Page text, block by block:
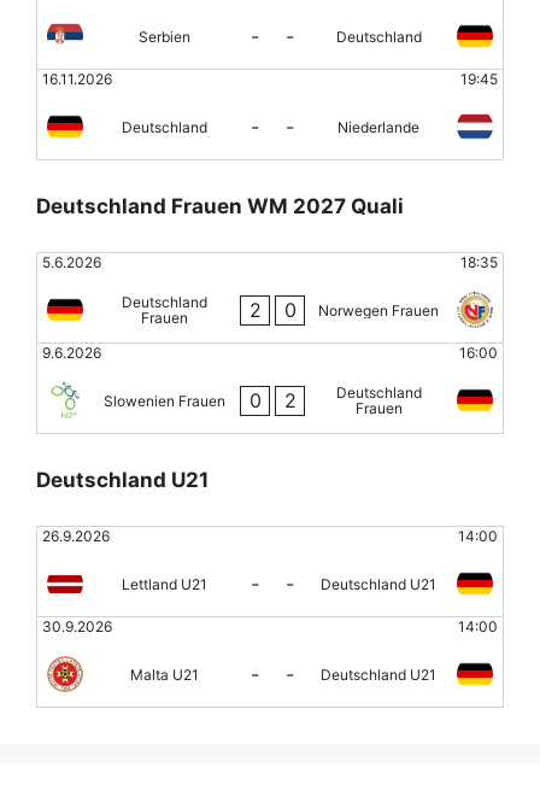
Serbien - - Deutschland
16.11.2026 19:45
Deutschland - - Niederlande
Deutschland Frauen WM 2027 Quali
5.6.2026 18:35
Deutschland
Frauen
2 0 Norwegen Frauen
9.6.2026 16:00
Slowenien Frauen 0 2
Deutschland
Frauen
Deutschland U21
26.9.2026 14:00
Lettland U21 - - Deutschland U21
30.9.2026 14:00
Malta U21 - - Deutschland U21